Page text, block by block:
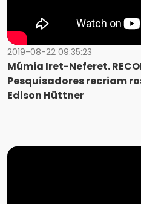
2019-08-22 09:35:23
Múmia Iret-Neferet.
Pesquisadores recriam
Edison Hüttner